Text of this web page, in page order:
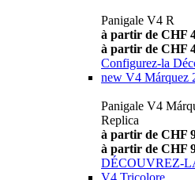
Panigale V4 R
à partir de CHF
à partir de CHF
Configurez-la
new V4 Márquez
Panigale V4
Replica
à partir de CHF
à partir de CHF
DÉCOUVREZ-
V4 Tricolore